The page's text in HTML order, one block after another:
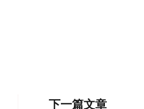
下一篇文章